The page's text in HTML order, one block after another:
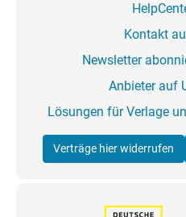
Kontakt
Newsletter
Anbieter auf
Lösungen für Verlage
Verträge hier widerrufen